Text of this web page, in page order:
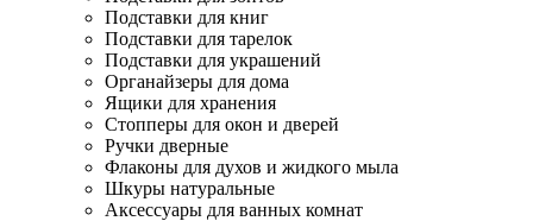
Подставки для книг
Подставки для тарелок
Подставки для украшений
Органайзеры для дома
Ящики для хранения
Стопперы для окон и дверей
Ручки дверные
Флаконы для духов и жидкого мыла
Шкуры натуральные
Аксессуары для ванных комнат